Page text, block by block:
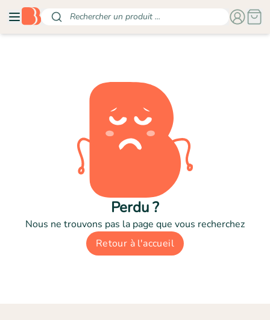
Rechercher un produit ...
Perdu ?
Nous ne trouvons pas la page que vous recherchez
Retour à l'accueil